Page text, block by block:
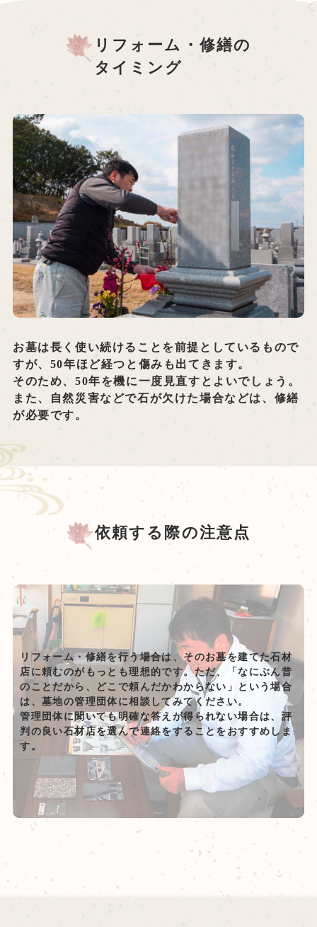
リフォーム・修繕の
タイミング
お墓は長く使い続けることを前提としているもので
すが、50年ほど経つと傷みも出てきます。
そのため、50年を機に一度見直すとよいでしょう。
また、自然災害などで石が欠けた場合などは、修繕
が必要です。
依頼する際の注意点
リフォーム・修繕を行う場合は、そのお墓を建てた石材
店に頼むのがもっとも理想的です。ただ、「なにぶん昔
のことだから、どこで頼んだかわからない」という場合
は、墓地の管理団体に相談してみてください。
管理団体に聞いても明確な答えが得られない場合は、評
判の良い石材店を選んで連絡をすることをおすすめしま
す。